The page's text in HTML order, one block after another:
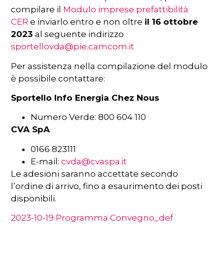
compilare il Modulo imprese prefattibilità
CER e inviarlo entro e non oltre il 16 ottobre
2023al seguente indirizzo
sportellovda@pie.camcom.it
Per assistenza nella compilazione del modulo
è possibile contattare:
Sportello Info Energia Chez Nous
Numero Verde: 800 604 110
CVA SpA
0166 823111
E-mail:cvda@cvaspa.it
Le adesioni saranno accettate secondo
l’ordine di arrivo, fino a esaurimento dei posti
disponibili.
2023-10-19 Programma Convegno_def